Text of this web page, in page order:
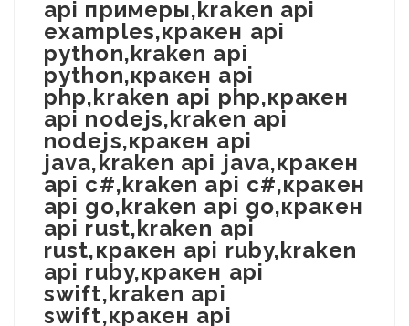
api примеры,kraken api
examples,кракен api
python,kraken api
python,кракен api
php,kraken api php,кракен
api nodejs,kraken api
nodejs,кракен api
java,kraken api java,кракен
api c#,kraken api c#,кракен
api go,kraken api go,кракен
api rust,kraken api
rust,кракен api ruby,kraken
api ruby,кракен api
swift,kraken api
swift,кракен api